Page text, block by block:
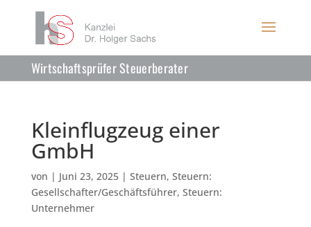
Wirtschaftsprüfer Steuerberater
Kleinflugzeug einer
GmbH
von | Juni 23, 2025| Steuern, Steuern:
Gesellschafter/Geschäftsführer, Steuern:
Unternehmer